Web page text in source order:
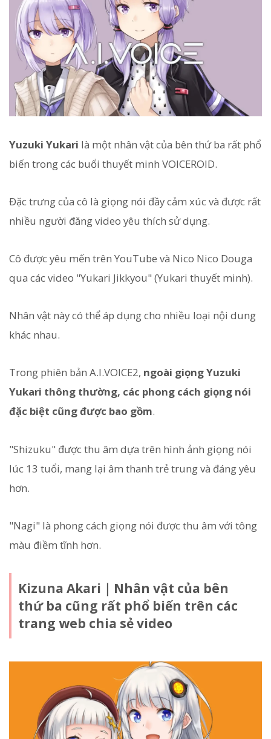
Yuzuki Yukari là một nhân vật của bên thứ ba rất phổ
biến trong các buổi thuyết minh VOICEROID.
Đặc trưng của cô là giọng nói đầy cảm xúc và được rất
nhiều người đăng video yêu thích sử dụng.
Cô được yêu mến trên YouTube và Nico Nico Douga
qua các video "Yukari Jikkyou" (Yukari thuyết minh).
Nhân vật này có thể áp dụng cho nhiều loại nội dung
khác nhau.
Trong phiên bản A.I.VOICE2, ngoài giọng Yuzuki
Yukari thông thường, các phong cách giọng nói
đặc biệt cũng được bao gồm.
"Shizuku" được thu âm dựa trên hình ảnh giọng nói
lúc 13 tuổi, mang lại âm thanh trẻ trung và đáng yêu
hơn.
"Nagi" là phong cách giọng nói được thu âm với tông
màu điềm tĩnh hơn.
Kizuna Akari｜Nhân vật của bên
thứ ba cũng rất phổ biến trên các
trang web chia sẻ video